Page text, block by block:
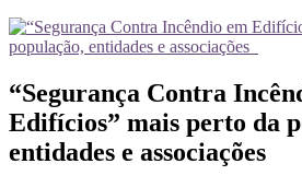
“Segurança Contra
Edifícios” mais perto da
entidades e associações